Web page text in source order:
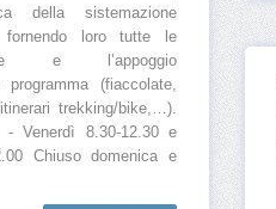
della sistemazione
loro tutte le
e l’appoggio
programma (fiaccolate,
trekking/bike,…).
- Venerdì 8.30-12.30 e
Chiuso domenica e